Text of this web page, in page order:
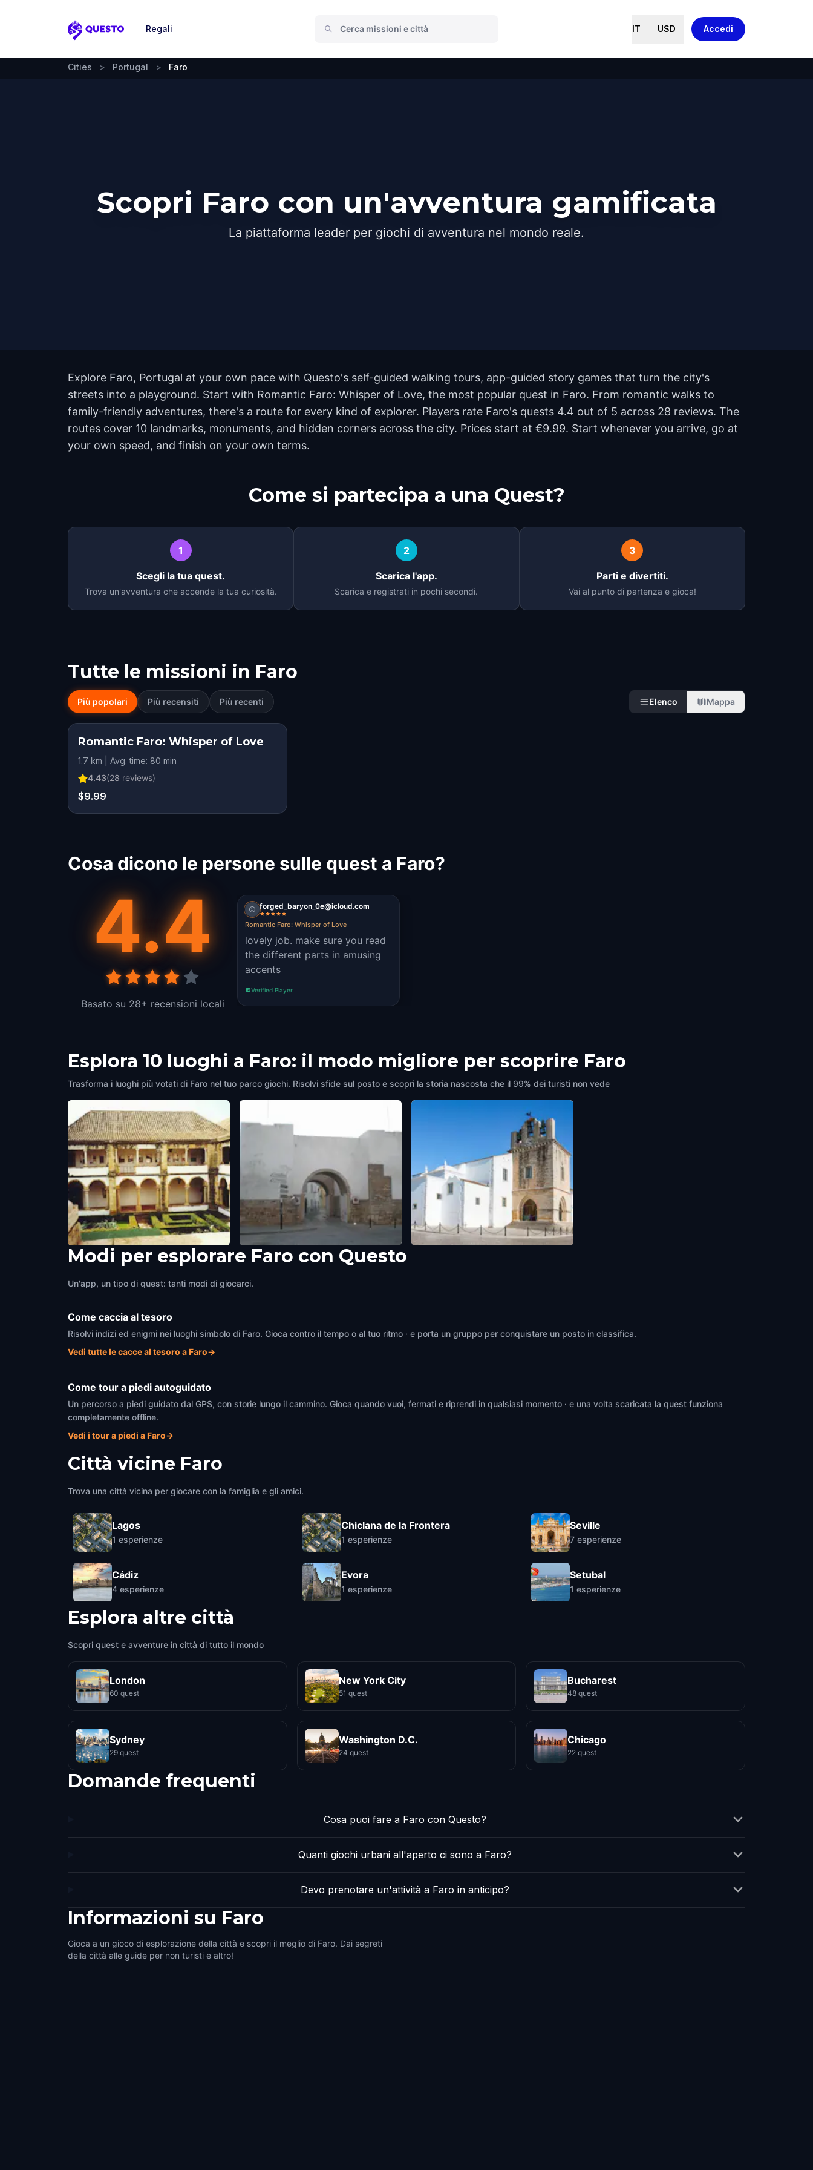
Questo
Regali IT USD Accedi
Cities > Portugal > Faro
Scopri Faro con un'avventura gamificata
La piattaforma leader per giochi di avventura nel mondo reale.
Explore Faro, Portugal at your own pace with Questo's self-guided walking tours, app-guided story games that turn the city's
streets into a playground. Start with Romantic Faro: Whisper of Love, the most popular quest in Faro. From romantic walks to
family-friendly adventures, there's a route for every kind of explorer. Players rate Faro's quests 4.4 out of 5 across 28 reviews. The
routes cover 10 landmarks, monuments, and hidden corners across the city. Prices start at €9.99. Start whenever you arrive, go at
your own speed, and finish on your own terms.
Come si partecipa a una Quest?
1
Scegli la tua quest.
Trova un'avventura che accende la tua curiosità.
2
Scarica l'app.
Scarica e registrati in pochi secondi.
3
Parti e divertiti.
Vai al punto di partenza e gioca!
Tutte le missioni in Faro
Più popolari Più recensiti Più recenti Elenco Mappa
Romantic Faro: Whisper of Love
1.7 km | Avg. time: 80 min
4.43(28 reviews)
$9.99
Cosa dicono le persone sulle quest a Faro?
4.4
Basato su 28+ recensioni locali
forged_baryon_0e@icloud.com
Romantic Faro: Whisper of Love
lovely job. make sure you read
the different parts in amusing
accents
Verified Player
Esplora 10 luoghi a Faro: il modo migliore per scoprire Faro
Trasforma i luoghi più votati di Faro nel tuo parco giochi. Risolvi sfide sul posto e scopri la storia nascosta che il 99% dei turisti non vede
Municipal Museum of Faro Arco do Repouso
Modi per esplorare Faro con Questo
Un'app, un tipo di quest: tanti modi di giocarci.
Come caccia al tesoro
Risolvi indizi ed enigmi nei luoghi simbolo di Faro. Gioca contro il tempo o al tuo ritmo · e porta un gruppo per conquistare un posto in classifica.
Vedi tutte le cacce al tesoro a Faro→
Come tour a piedi autoguidato
Un percorso a piedi guidato dal GPS, con storie lungo il cammino. Gioca quando vuoi, fermati e riprendi in qualsiasi momento · e una volta scaricata la quest funziona
completamente offline.
Vedi i tour a piedi a Faro→
Città vicine Faro
Trova una città vicina per giocare con la famiglia e gli amici.
Lagos
1 esperienze
Cádiz
4 esperienze
Chiclana de la Frontera
1 esperienze
Evora
1 esperienze
Seville
7 esperienze
Setubal
1 esperienze
Esplora altre città
Scopri quest e avventure in città di tutto il mondo
London
60 quest
New York City
51 quest
Bucharest
48 quest
Sydney
29 quest
Washington D.C.
24 quest
Chicago
22 quest
Domande frequenti
Cosa puoi fare a Faro con Questo?
Quanti giochi urbani all'aperto ci sono a Faro?
Devo prenotare un'attività a Faro in anticipo?
Informazioni su Faro
Gioca a un gioco di esplorazione della città e scopri il meglio di Faro. Dai segreti
della città alle guide per non turisti e altro!